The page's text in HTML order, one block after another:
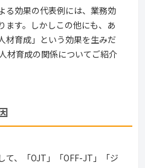
る効果の代表例には、業務効
ます。しかしこの他にも、あ
材育成」という効果を生みだ
材育成の関係についてご紹介
て、「OJT」「OFF-JT」「ジ